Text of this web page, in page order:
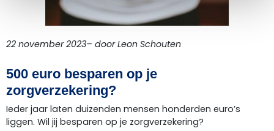
22 november 2023– door Leon Schouten
500 euro besparen op je
zorgverzekering?
Ieder jaar laten duizenden mensen honderden euro’s
liggen. Wil jij besparen op je zorgverzekering?